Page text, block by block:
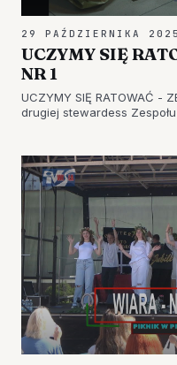
29 PAŹDZIERNIKA 2025
UCZYMY SIĘ
NR 1
UCZYMY SIĘ RATOWAĆ -
drugiej stewardess
odbywającym się na st…